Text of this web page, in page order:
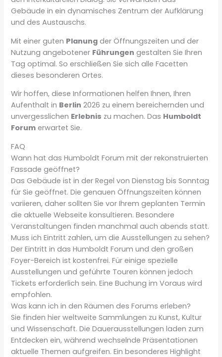
Gebäude in ein dynamisches Zentrum der Aufklärung
und des Austauschs.
Mit einer guten Planung der Öffnungszeiten und der
Nutzung angebotener Führungen gestalten Sie Ihren
Tag optimal. So erschließen Sie sich alle Facetten
dieses besonderen Ortes.
Wir hoffen, diese Informationen helfen Ihnen, Ihren
Aufenthalt in Berlin 2026 zu einem bereichernden und
unvergesslichen Erlebnis zu machen. Das Humboldt
Forum erwartet Sie.
FAQ
Wann hat das Humboldt Forum mit der rekonstruierten
Fassade geöffnet?
Das Gebäude ist in der Regel von Dienstag bis Sonntag
für Sie geöffnet. Die genauen Öffnungszeiten können
variieren, daher sollten Sie vor Ihrem geplanten Termin
die aktuelle Webseite konsultieren. Besondere
Veranstaltungen finden manchmal auch abends statt.
Muss ich Eintritt zahlen, um die Ausstellungen zu sehen?
Der Eintritt in das Humboldt Forum und den großen
Foyer-Bereich ist kostenfrei. Für einige spezielle
Ausstellungen und geführte Touren können jedoch
Tickets erforderlich sein. Eine Buchung im Voraus wird
empfohlen.
Was kann ich in den Räumen des Forums erleben?
Sie finden hier weltweite Sammlungen zu Kunst, Kultur
und Wissenschaft. Die Dauerausstellungen laden zum
Entdecken ein, während wechselnde Präsentationen
aktuelle Themen aufgreifen. Ein besonderes Highlight